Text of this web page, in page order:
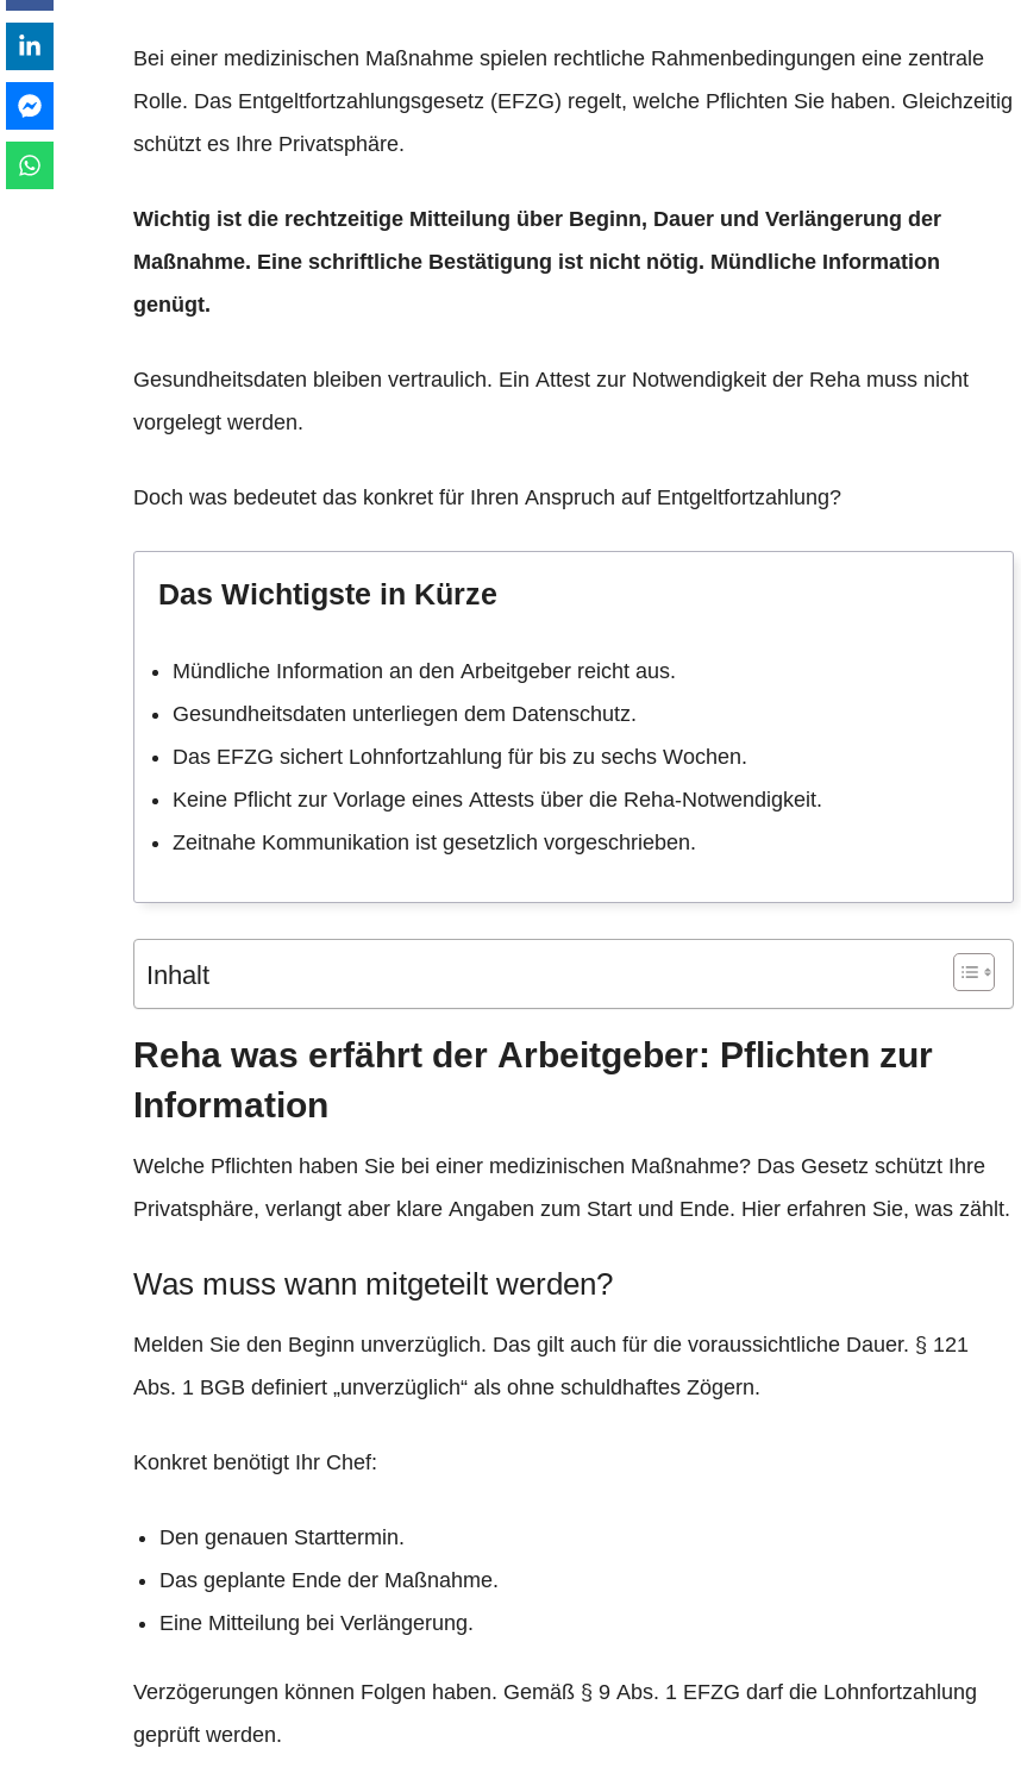
Bei einer medizinischen Maßnahme spielen rechtliche Rahmenbedingungen eine zentrale
Rolle. Das Entgeltfortzahlungsgesetz (EFZG) regelt, welche Pflichten Sie haben. Gleichzeitig
schützt es Ihre Privatsphäre.
Wichtig ist die rechtzeitige Mitteilung über Beginn, Dauer und Verlängerung der
Maßnahme. Eine schriftliche Bestätigung ist nicht nötig. Mündliche Information
genügt.
Gesundheitsdaten bleiben vertraulich. Ein Attest zur Notwendigkeit der Reha muss nicht
vorgelegt werden.
Doch was bedeutet das konkret für Ihren Anspruch auf Entgeltfortzahlung?
Das Wichtigste in Kürze
Mündliche Information an den Arbeitgeber reicht aus.
Gesundheitsdaten unterliegen dem Datenschutz.
Das EFZG sichert Lohnfortzahlung für bis zu sechs Wochen.
Keine Pflicht zur Vorlage eines Attests über die Reha-Notwendigkeit.
Zeitnahe Kommunikation ist gesetzlich vorgeschrieben.
Inhalt
Reha was erfährt der Arbeitgeber: Pflichten zur
Information
Welche Pflichten haben Sie bei einer medizinischen Maßnahme? Das Gesetz schützt Ihre
Privatsphäre, verlangt aber klare Angaben zum Start und Ende. Hier erfahren Sie, was zählt.
Was muss wann mitgeteilt werden?
Melden Sie den Beginn unverzüglich. Das gilt auch für die voraussichtliche Dauer. § 121
Abs. 1 BGB definiert „unverzüglich“ als ohne schuldhaftes Zögern.
Konkret benötigt Ihr Chef:
Den genauen Starttermin.
Das geplante Ende der Maßnahme.
Eine Mitteilung bei Verlängerung.
Verzögerungen können Folgen haben. Gemäß § 9 Abs. 1 EFZG darf die Lohnfortzahlung
geprüft werden.